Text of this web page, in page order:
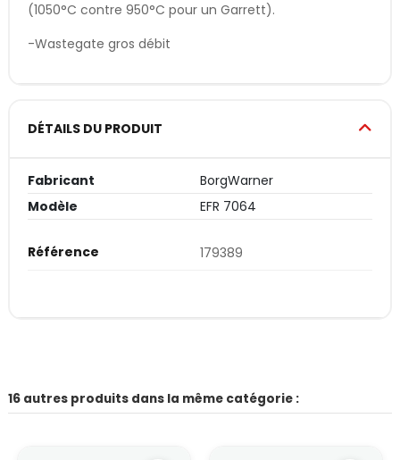
(1050°C contre 950°C pour un Garrett).
-Wastegate gros débit
DÉTAILS DU PRODUIT
Fabricant
BorgWarner
Modèle
EFR 7064
Référence 179389
16 autres produits dans la même catégorie :